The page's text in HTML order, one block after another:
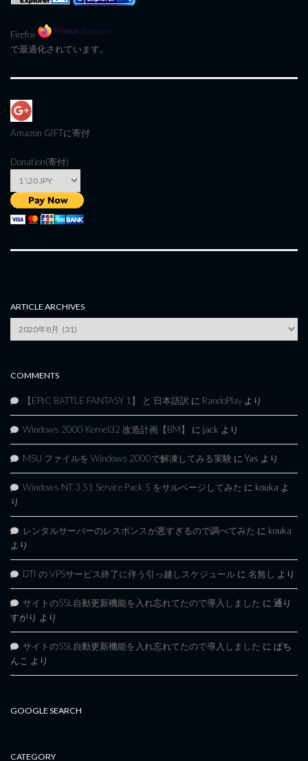
Firefox
で最適化されています。
Amazon GIFTに寄付
Donation(寄付)
ARTICLE ARCHIVES
Archives
COMMENTS
【EPIC BATTLE FANTASY 1】 と 日本語訳 に RandoPlay より
Windows 2000 Kernel32 改造計画【BM】 に jack より
MSU ファイルを Windows 2000で解凍してみる実験 に Yas より
Windows NT 3.51 Service Pack 5 をサルベージしてみた に kouka よ
り
レンタルサーバーのレスポンスが悪すぎるので調べてみた に kouka
より
DTI の VPSサービス終了に伴う引っ越しスケジュール に 名無し より
サイトのSSL自動更新機能を入れ忘れてたので導入しました に 通り
すがり より
サイトのSSL自動更新機能を入れ忘れてたので導入しました に ぱち
んこ より
GOOGLE SEARCH
CATEGORY